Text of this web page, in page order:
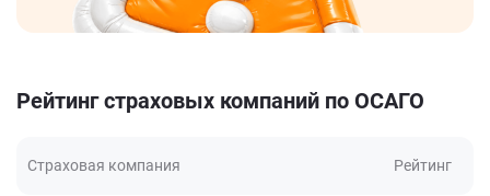
Рейтинг страховых компаний по ОСАГО
Страховая компания Рейтинг